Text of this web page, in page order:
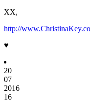
XX,
http://
♥
20
07
2016
16